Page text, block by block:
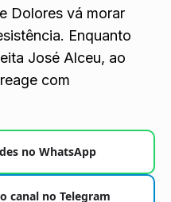
Dolores vá morar
Enquanto
José Alceu, ao
com
no WhatsApp
canal no Telegram